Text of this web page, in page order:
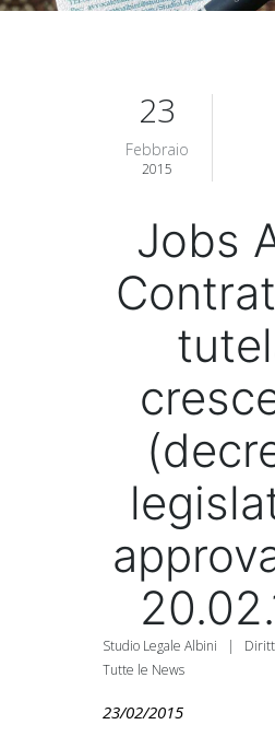
23
Febbraio
2015
Jobs
Studio Legale Albini |
Tutte le News
23/02/2015